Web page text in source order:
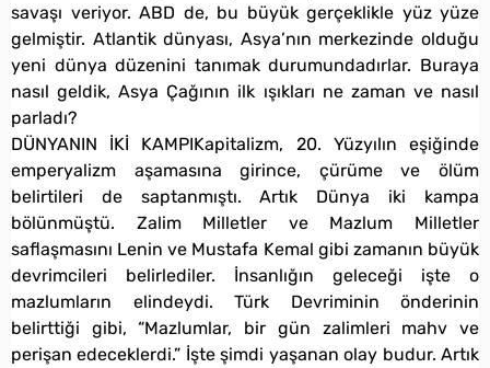
savaşı veriyor. ABD de, bu büyük gerçeklikle yüz yüze
gelmiştir. Atlantik dünyası, Asya’nın merkezinde olduğu
yeni dünya düzenini tanımak durumundadırlar. Buraya
nasıl geldik, Asya Çağının ilk ışıkları ne zaman ve nasıl
parladı?
DÜNYANIN İKİ KAMPIKapitalizm, 20. Yüzyılın eşiğinde
emperyalizm aşamasına girince, çürüme ve ölüm
belirtileri de saptanmıştı. Artık Dünya iki kampa
bölünmüştü. Zalim Milletler ve Mazlum Milletler
saflaşmasını Lenin ve Mustafa Kemal gibi zamanın büyük
devrimcileri belirlediler. İnsanlığın geleceği işte o
mazlumların elindeydi. Türk Devriminin önderinin
belirttiği gibi, “Mazlumlar, bir gün zalimleri mahv ve
perişan edeceklerdi.” İşte şimdi yaşanan olay budur. Artık